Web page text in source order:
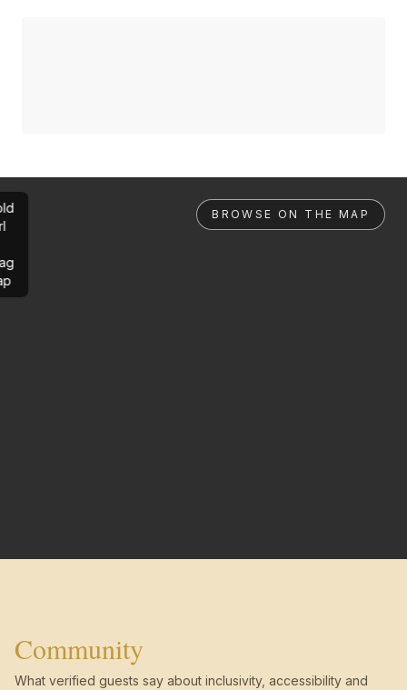
BROWSE ON THE MAP
Community
What verified guests say about inclusivity, accessibility and